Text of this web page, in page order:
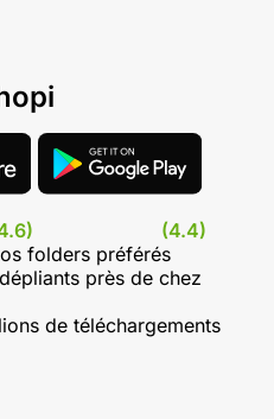
(4.4)
folders préférés
près de chez
de téléchargements